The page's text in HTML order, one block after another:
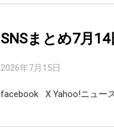
SNSまとめ7月14
2026年7月15日
facebook X Yahoo!ニュー